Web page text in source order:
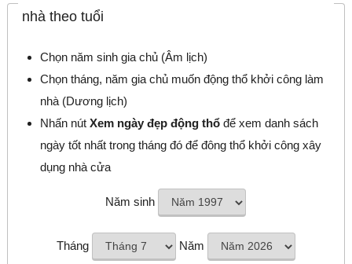
nhà theo tuổi
Chọn năm sinh gia chủ (Âm lịch)
Chọn tháng, năm gia chủ muốn động thổ khởi công làm
nhà (Dương lịch)
Nhấn nútXem ngày đẹp động thổ để xem danh sách
ngày tốt nhất trong tháng đó để đông thổ khởi công xây
dụng nhà cửa
Năm sinh
Tháng Năm